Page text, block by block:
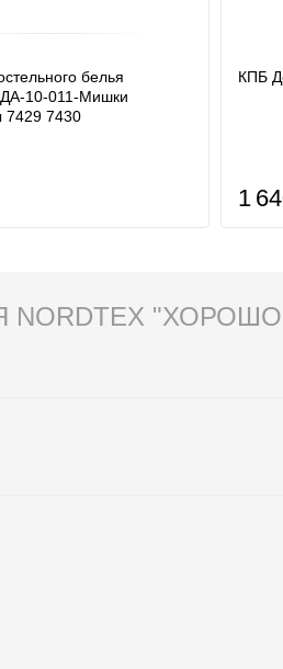
белья
10-011-Мишки
7429 7430
КПБ
1